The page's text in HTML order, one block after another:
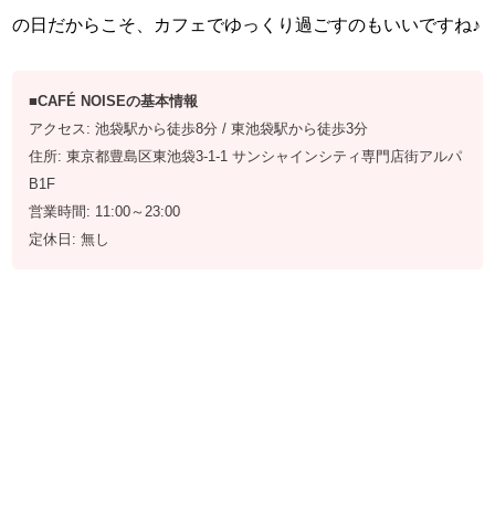
の日だからこそ、カフェでゆっくり過ごすのもいいですね♪
■CAFÉ NOISEの基本情報
アクセス: 池袋駅から徒歩8分 / 東池袋駅から徒歩3分
住所: 東京都豊島区東池袋3-1-1 サンシャインシティ専門店街アルパ
B1F
営業時間: 11:00～23:00
定休日: 無し